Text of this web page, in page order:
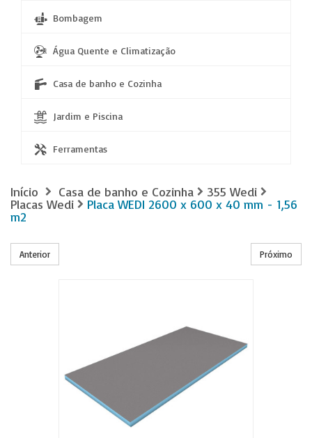
Bombagem
Água Quente e Climatização
Casa de banho e Cozinha
Jardim e Piscina
Ferramentas
Início Casa de banho e Cozinha
355 Wedi
Placas Wedi
Placa WEDI 2600 x 600 x 40 mm - 1,56
m2
Anterior Próximo